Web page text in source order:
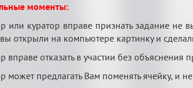
моменты:
или куратор вправе признать задание не
вы открыли на компьютере картинку и
вправе отказать в участии без
может предлагать Вам поменять ячейку, и